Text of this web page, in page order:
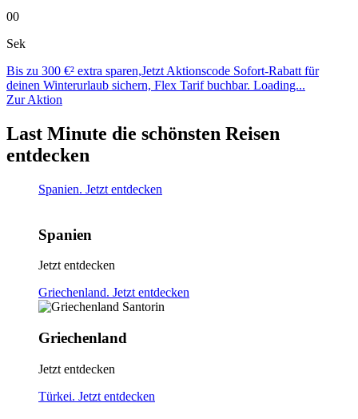
00
Sek
Bis zu 300 €² extra sparen,Jetzt Aktionscode Sofort-Rabatt für
deinen Winterurlaub sichern, Flex Tarif buchbar. Loading...
Zur Aktion
Last Minute die schönsten Reisen
entdecken
Spanien. Jetzt entdecken
Spanien
Jetzt entdecken
Griechenland. Jetzt entdecken
Griechenland
Jetzt entdecken
Türkei. Jetzt entdecken